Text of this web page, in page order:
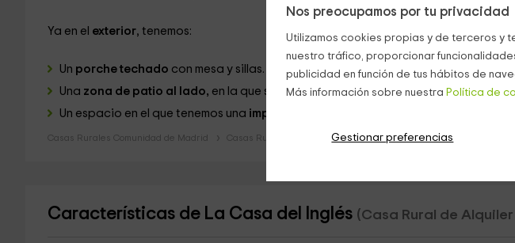
Nos preocupamos por tu privacidad
Utilizamos cookies propias y de terceros y
nuestro tráfico, proporcionar
publicidad en función de tus hábitos de
Más información sobre nuestra Política de
Gestionar preferencias
Ya en el exterior, tenemos:
Un porche techado con mesa y sillas.
Una zona de patio al lado, en la que se encuentra el mobiliario y la zona de la
Un espacio en el que tenemos una impresionante piscina
Casas Rurales Comunidad de Madrid Casas Rurales Madrid
Características de La Casa del Inglés (Casa Rural de